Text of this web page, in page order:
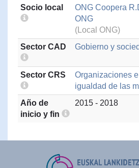
Socio local
ONG Coopera
ONG
(Local ONG)
Sector CAD
Gobierno y
Sector CRS
Organizaciones
igualdad de las
Año de
inicio y fin
2015 - 2018